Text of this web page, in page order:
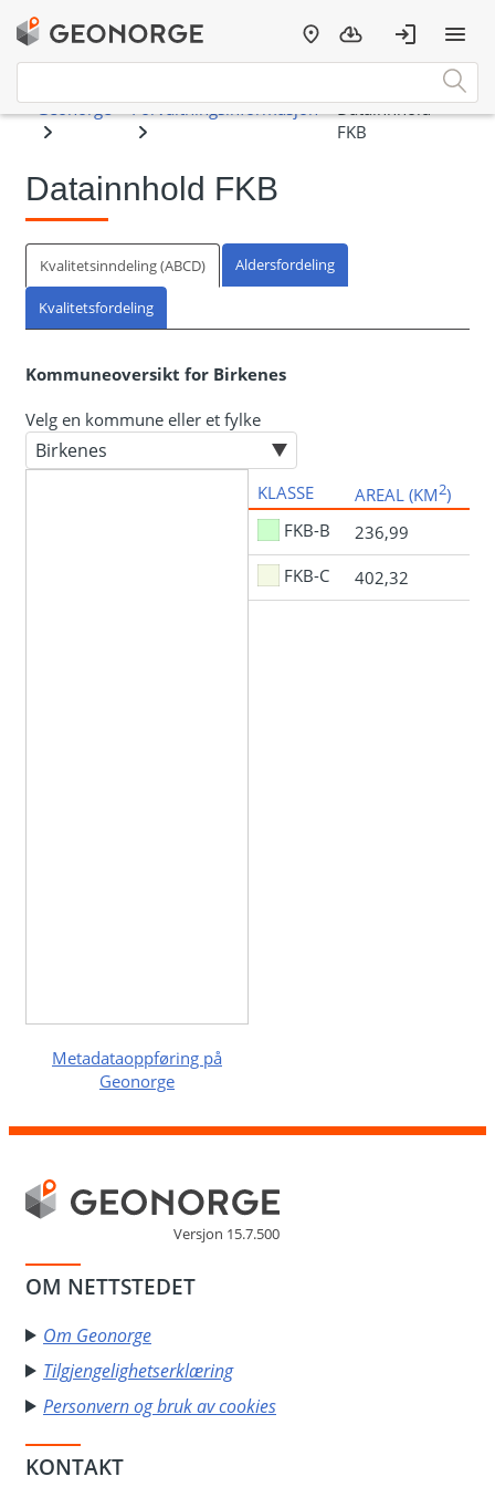
Datainnhold FKB
Kvalitetsinndeling (ABCD) Aldersfordeling
Kvalitetsfordeling
Kommuneoversikt for Birkenes
Velg en kommune eller et fylke
KLASSE AREAL (KM2)
FKB-B
236,99
FKB-C
402,32
Metadataoppføring på
Geonorge